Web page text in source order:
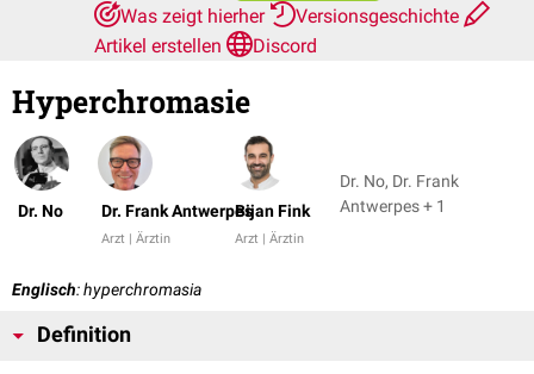
Was zeigt hierher
Versionsgeschichte
Artikel erstellen
Discord
Hyperchromasie
Dr. No Dr. Frank Antwerpes
Arzt | Ärztin
Bijan Fink
Arzt | Ärztin
Dr. No, Dr. Frank
Antwerpes + 1
Englisch: hyperchromasia
Definition